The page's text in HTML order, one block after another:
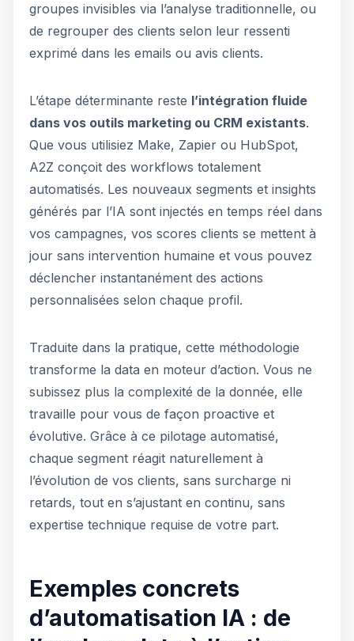
groupes invisibles via l’analyse traditionnelle, ou
de regrouper des clients selon leur ressenti
exprimé dans les emails ou avis clients.
L’étape déterminante reste l’intégration fluide
dans vos outils marketing ou CRM existants.
Que vous utilisiez Make, Zapier ou HubSpot,
A2Z conçoit des workflows totalement
automatisés. Les nouveaux segments et insights
générés par l’IA sont injectés en temps réel dans
vos campagnes, vos scores clients se mettent à
jour sans intervention humaine et vous pouvez
déclencher instantanément des actions
personnalisées selon chaque profil.
Traduite dans la pratique, cette méthodologie
transforme la data en moteur d’action. Vous ne
subissez plus la complexité de la donnée, elle
travaille pour vous de façon proactive et
évolutive. Grâce à ce pilotage automatisé,
chaque segment réagit naturellement à
l’évolution de vos clients, sans surcharge ni
retards, tout en s’ajustant en continu, sans
expertise technique requise de votre part.
Exemples concrets
d’automatisation IA : de